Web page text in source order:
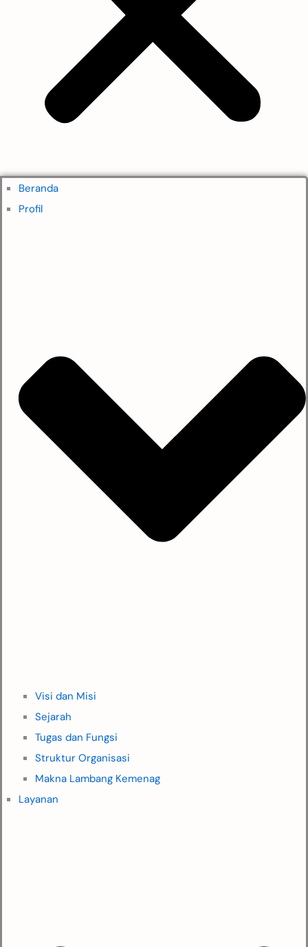
Beranda
Profil
Visi dan Misi
Sejarah
Tugas dan Fungsi
Struktur Organisasi
Makna Lambang Kemenag
Layanan